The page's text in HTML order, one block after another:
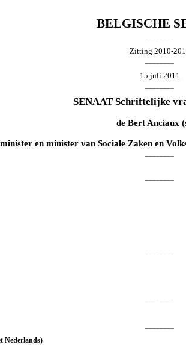
BELGISCHE
Zitting 2010-
15 juli 2011
SENAAT Schriftelijke
de Bert Anciaux
en minister van Sociale Zaken en
Nederlands)